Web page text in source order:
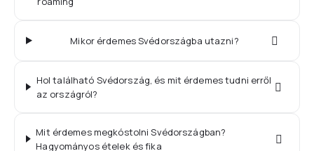
Mikor érdemes Svédországba utazni?
Hol található Svédország, és mit érdemes tudni erről
az országról?
Mit érdemes megkóstolni Svédországban?
Hagyományos ételek és fika